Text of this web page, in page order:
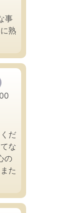
事
熟
だ
な
の
た